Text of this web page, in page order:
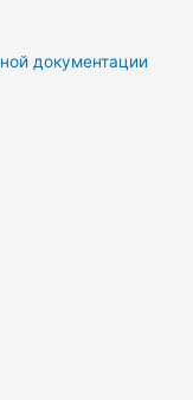
документации